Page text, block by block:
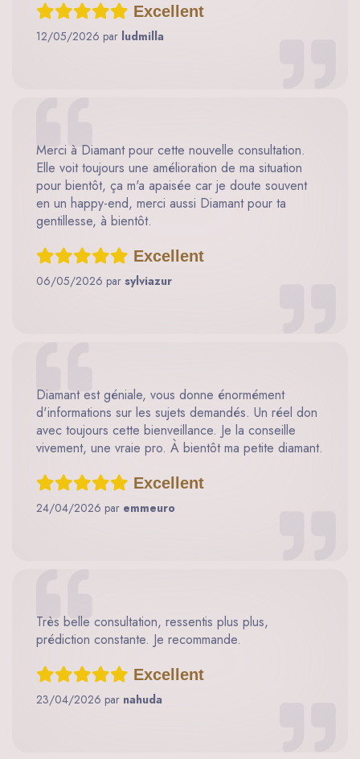
Excellent
12/05/2026 par ludmilla
Merci à Diamant pour cette nouvelle consultation.
Elle voit toujours une amélioration de ma situation
pour bientôt, ça m'a apaisée car je doute souvent
en un happy-end, merci aussi Diamant pour ta
gentillesse, à bientôt.
Excellent
06/05/2026 par sylviazur
Diamant est géniale, vous donne énormément
d'informations sur les sujets demandés. Un réel don
avec toujours cette bienveillance. Je la conseille
vivement, une vraie pro. À bientôt ma petite diamant.
Excellent
24/04/2026 par emmeuro
Très belle consultation, ressentis plus plus,
prédiction constante. Je recommande.
Excellent
23/04/2026 par nahuda